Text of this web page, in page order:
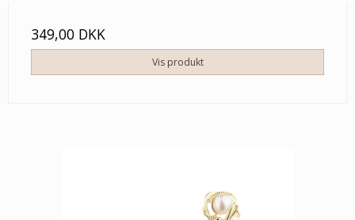
349,00 DKK
Vis produkt